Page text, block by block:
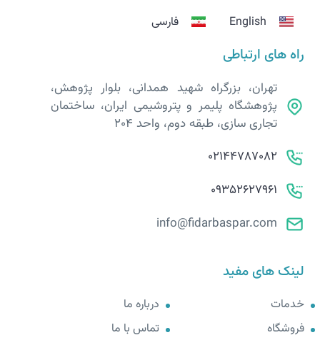
English فارسی
راه های ارتباطی
تهران، بزرگراه شهید همدانی، بلوار پژوهش،
پژوهشگاه پلیمر و پتروشیمی ایران، ساختمان
تجاری سازی، طبقه دوم، واحد 204
02144787082
09352627961
info@fidarbaspar.com
لینک های مفید
خدمات
فروشگاه
درباره ما
تماس با ما